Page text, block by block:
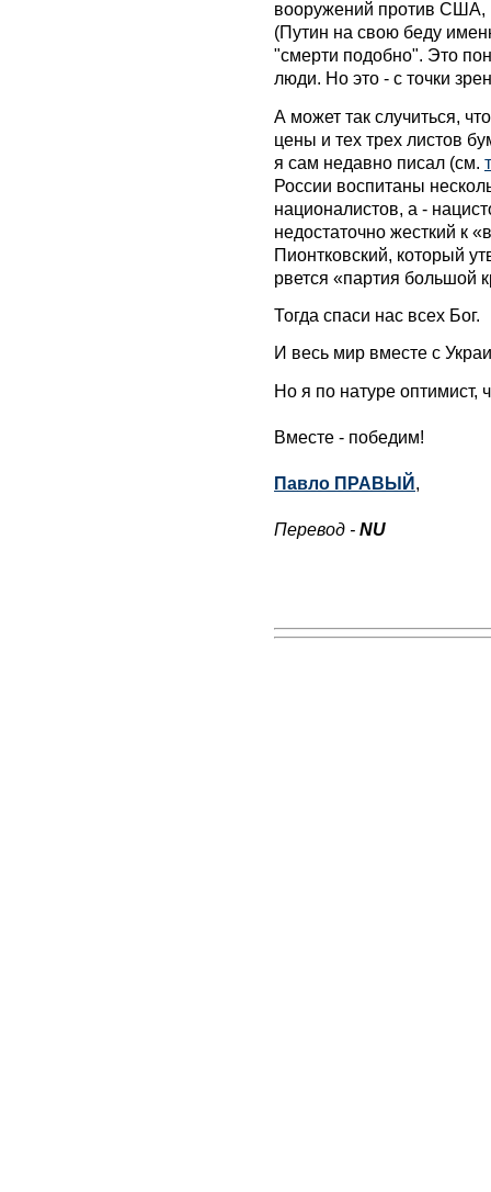
вооружений против США,
(Путин на свою беду
"смерти подобно". Это
люди. Но это - с точки
А может так случиться,
цены и тех трех листов
я сам недавно писал (см.
России воспитаны
националистов, а -
недостаточно жесткий к
Пионтковский, который
рвется «партия большой
Тогда спаси нас всех Бог.
И весь мир вместе с
Но я по натуре оптимист,
Вместе - победим!
Павло ПРАВЫЙ
Перевод - NU